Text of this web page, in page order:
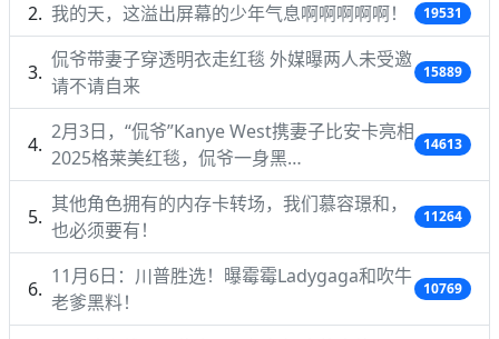
我的天，这溢出屏幕的少年气息啊啊啊啊啊！ 19531
侃爷带妻子穿透明衣走红毯 外媒曝两人未受邀
请不请自来
15889
2月3日，“侃爷”Kanye West携妻子比安卡亮相
2025格莱美红毯，侃爷一身黑…
14613
其他角色拥有的内存卡转场，我们慕容璟和，
也必须要有！
11264
11月6日：川普胜选！曝霉霉Ladygaga和吹牛
老爹黑料！
10769